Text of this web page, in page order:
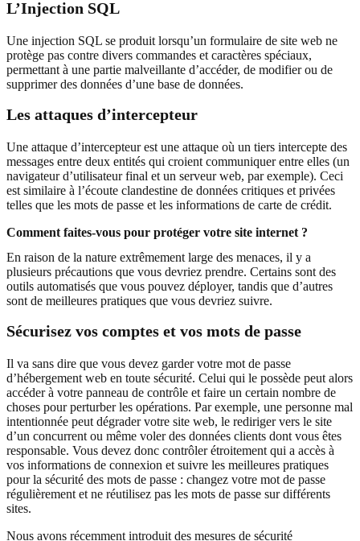
L’Injection SQL
Une injection SQL se produit lorsqu’un formulaire de site web ne
protège pas contre divers commandes et caractères spéciaux,
permettant à une partie malveillante d’accéder, de modifier ou de
supprimer des données d’une base de données.
Les attaques d’intercepteur
Une attaque d’intercepteur est une attaque où un tiers intercepte des
messages entre deux entités qui croient communiquer entre elles (un
navigateur d’utilisateur final et un serveur web, par exemple). Ceci
est similaire à l’écoute clandestine de données critiques et privées
telles que les mots de passe et les informations de carte de crédit.
Comment faites-vous pour protéger votre site internet ?
En raison de la nature extrêmement large des menaces, il y a
plusieurs précautions que vous devriez prendre. Certains sont des
outils automatisés que vous pouvez déployer, tandis que d’autres
sont de meilleures pratiques que vous devriez suivre.
Sécurisez vos comptes et vos mots de passe
Il va sans dire que vous devez garder votre mot de passe
d’hébergement web en toute sécurité. Celui qui le possède peut alors
accéder à votre panneau de contrôle et faire un certain nombre de
choses pour perturber les opérations. Par exemple, une personne mal
intentionnée peut dégrader votre site web, le rediriger vers le site
d’un concurrent ou même voler des données clients dont vous êtes
responsable. Vous devez donc contrôler étroitement qui a accès à
vos informations de connexion et suivre les meilleures pratiques
pour la sécurité des mots de passe : changez votre mot de passe
régulièrement et ne réutilisez pas les mots de passe sur différents
sites.
Nous avons récemment introduit des mesures de sécurité